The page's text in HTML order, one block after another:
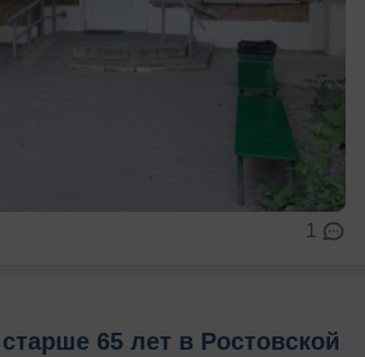
1
65 лет в Ростовской